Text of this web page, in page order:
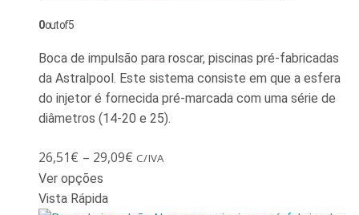
0out of 5
Boca de impulsão para roscar, piscinas pré-fabricadas
da Astralpool. Este sistema consiste em que a esfera
do injetor é fornecida pré-marcada com uma série de
diâmetros (14-20 e 25).
26,51€ – 29,09€ C/IVA
Ver opções
Vista Rápida